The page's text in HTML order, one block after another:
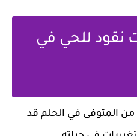
نقود للحي في
المتوفى في الحلم قد